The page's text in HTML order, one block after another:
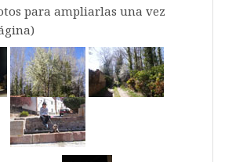
para ampliarlas una vez